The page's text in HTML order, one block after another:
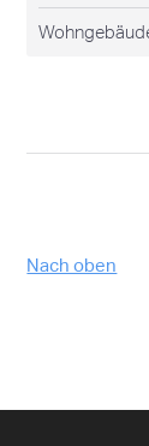
Nach oben